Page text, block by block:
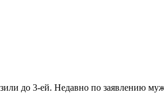
до 3-ей. Недавно по заявлению